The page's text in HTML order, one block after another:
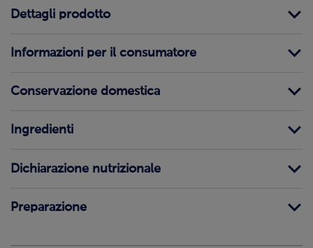
Dettagli prodotto
Informazioni per il consumatore
Conservazione domestica
Ingredienti
Dichiarazione nutrizionale
Preparazione